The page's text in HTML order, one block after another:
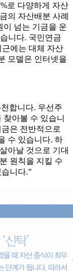
로 다양하게 자산
의 자산배분 사례
이 넘는 기금을 운
니다. 국민연금
근에는 대체 자산
모델은 인터넷을
합니다. 우선주
아볼 수 있습니
은 전반적으로
수 있습니다. 하
아날 것으로 기대
원칙을 지킬 수
니다.”